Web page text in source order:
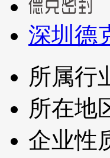
深圳德
所属行
所在地
企业性